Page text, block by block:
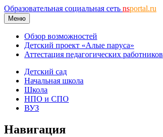
Образовательная социальная сеть nsportal.ru
Меню
Обзор возможностей
Детский проект «Алые паруса»
Аттестация педагогических работников
Детский сад
Начальная школа
Школа
НПО и СПО
ВУЗ
Навигация